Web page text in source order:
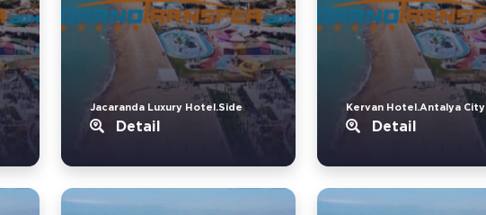
Jacaranda Luxury Hotel.Side
Detail
Kervan Hotel.Antalya City
Detail